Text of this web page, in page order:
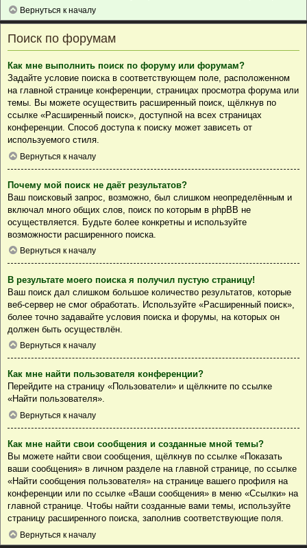
Вернуться к началу
Поиск по форумам
Как мне выполнить поиск по форуму или форумам?
Задайте условие поиска в соответствующем поле, расположенном
на главной странице конференции, страницах просмотра форума или
темы. Вы можете осуществить расширенный поиск, щёлкнув по
ссылке «Расширенный поиск», доступной на всех страницах
конференции. Способ доступа к поиску может зависеть от
используемого стиля.
Вернуться к началу
Почему мой поиск не даёт результатов?
Ваш поисковый запрос, возможно, был слишком неопределённым и
включал много общих слов, поиск по которым в phpBB не
осуществляется. Будьте более конкретны и используйте
возможности расширенного поиска.
Вернуться к началу
В результате моего поиска я получил пустую страницу!
Ваш поиск дал слишком большое количество результатов, которые
веб-сервер не смог обработать. Используйте «Расширенный поиск»,
более точно задавайте условия поиска и форумы, на которых он
должен быть осуществлён.
Вернуться к началу
Как мне найти пользователя конференции?
Перейдите на страницу «Пользователи» и щёлкните по ссылке
«Найти пользователя».
Вернуться к началу
Как мне найти свои сообщения и созданные мной темы?
Вы можете найти свои сообщения, щёлкнув по ссылке «Показать
ваши сообщения» в личном разделе на главной странице, по ссылке
«Найти сообщения пользователя» на странице вашего профиля на
конференции или по ссылке «Ваши сообщения» в меню «Ссылки» на
главной странице. Чтобы найти созданные вами темы, используйте
страницу расширенного поиска, заполнив соответствующие поля.
Вернуться к началу